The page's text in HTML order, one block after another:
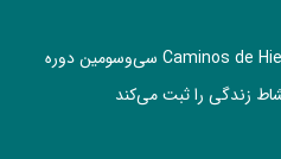
زندگی را ثبت می‌کند